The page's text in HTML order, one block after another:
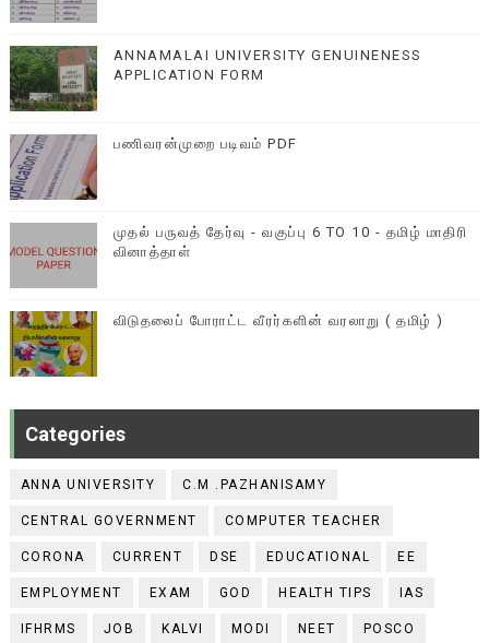
ANNAMALAI UNIVERSITY GENUINENESS
APPLICATION FORM
பணிவரன்முறை படிவம் PDF
முதல் பருவத் தேர்வு - வகுப்பு 6 TO 10 - தமிழ் மாதிரி
வினாத்தாள்
விடுதலைப் போராட்ட வீரர்களின் வரலாறு ( தமிழ் )
Categories
ANNA UNIVERSITY C.M .PAZHANISAMY
CENTRAL GOVERNMENT COMPUTER TEACHER
CORONA CURRENT DSE EDUCATIONAL EE
EMPLOYMENT EXAM GOD HEALTH TIPS IAS
IFHRMS JOB KALVI MODI NEET POSCO